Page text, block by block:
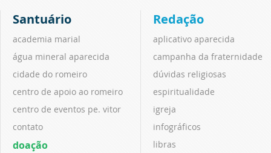
Santuário
academia marial
água mineral aparecida
cidade do romeiro
centro de apoio ao romeiro
centro de eventos pe. vitor
contato
doação
Redação
aplicativo aparecida
campanha da fraternidade
dúvidas religiosas
espiritualidade
igreja
infográficos
libras